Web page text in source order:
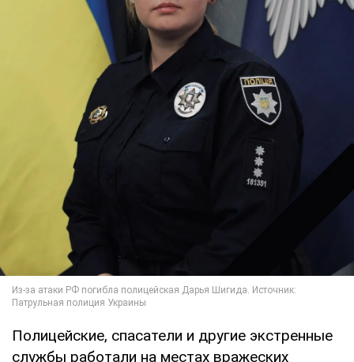
Полицейские, спасатели и другие экстренные
службы работали на местах вражеских